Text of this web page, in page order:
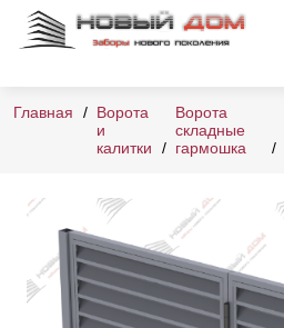
Главная
Ворота
и
калитки
Ворота
складные
гармошка